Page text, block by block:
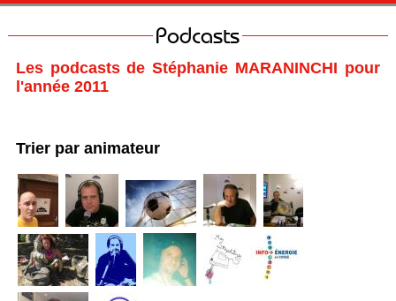
Podcasts
Les podcasts de Stéphanie MARANINCHI pour
l'année 2011
Trier par animateur